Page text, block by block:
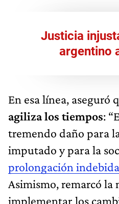
Justicia
argentino
En esa línea, aseguró
agiliza los tiempos:
tremendo daño para
imputado y para la
prolongación
Asimismo, remarcó la
implementar los